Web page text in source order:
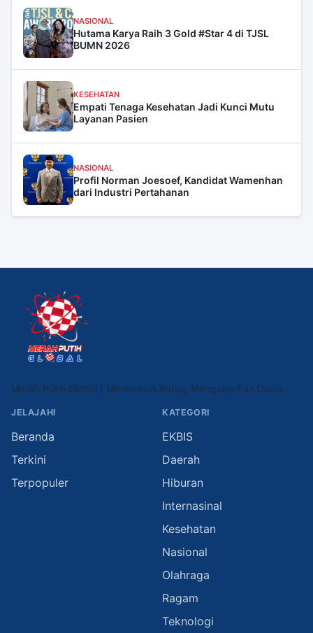
NASIONAL
Hutama Karya Raih 3 Gold #Star 4 di TJSL
BUMN 2026
KESEHATAN
Empati Tenaga Kesehatan Jadi Kunci Mutu
Layanan Pasien
NASIONAL
Profil Norman Joesoef, Kandidat Wamenhan
dari Industri Pertahanan
Merah Putih Global | Menembus Batas, Mengabarkan Dunia
JELAJAHI
Beranda
Terkini
Terpopuler
KATEGORI
EKBIS
Daerah
Hiburan
Internasinal
Kesehatan
Nasional
Olahraga
Ragam
Teknologi